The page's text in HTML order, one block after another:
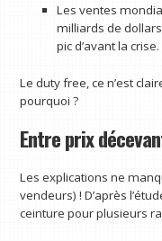
Les ventes
milliards de
pic d’avant la crise.
Le duty free, ce n’est
pourquoi ?
Entre prix
Les explications ne
vendeurs) ! D’après
ceinture pour plusieurs